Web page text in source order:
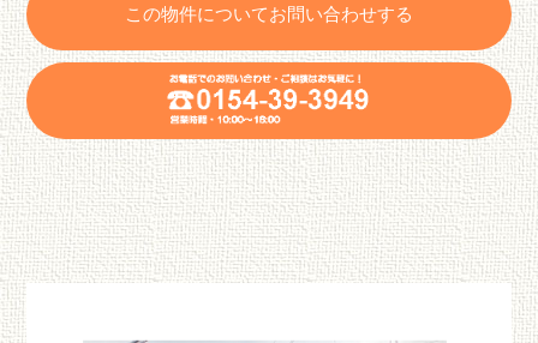
この物件についてお問い合わせする